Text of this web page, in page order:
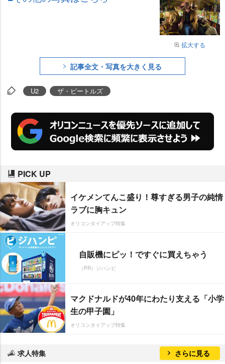
拡大する
記事全文・写真を大きく見る
U2 ザ・ビートルズ
PICK UP
イケメンてんこ盛り！尊すぎる男子の純情
ラブに胸キュン
オリコンタイアップ特集
自販機にピッ！ですぐに買えちゃう
（PR）ジハンピ
マクドナルドが40年にわたり支える「小学
生の甲子園」
オリコンタイアップ特集
求人特集 さらに見る